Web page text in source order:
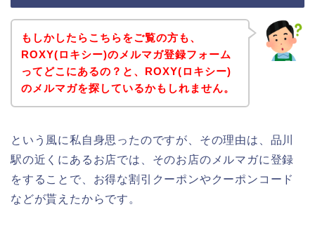
もしかしたらこちらをご覧の方も、
ROXY(ロキシー)のメルマガ登録フォーム
ってどこにあるの？と、ROXY(ロキシー)
のメルマガを探しているかもしれません。
という風に私自身思ったのですが、その理由は、品川
駅の近くにあるお店では、そのお店のメルマガに登録
をすることで、お得な割引クーポンやクーポンコード
などが貰えたからです。